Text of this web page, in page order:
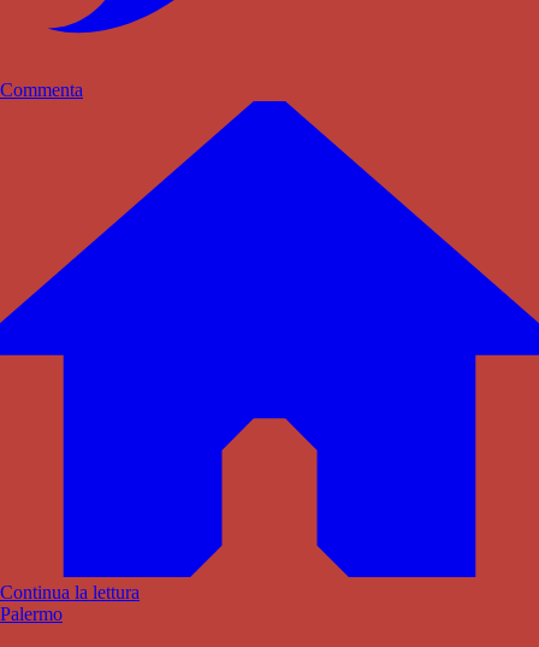
Commenta
Continua la lettura
Palermo